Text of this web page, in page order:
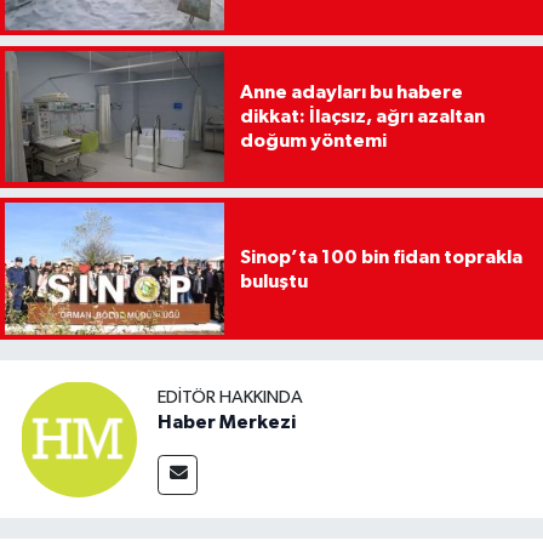
Anne adayları bu habere
dikkat: İlaçsız, ağrı azaltan
doğum yöntemi
Sinop’ta 100 bin fidan toprakla
buluştu
EDITÖR HAKKINDA
Haber Merkezi